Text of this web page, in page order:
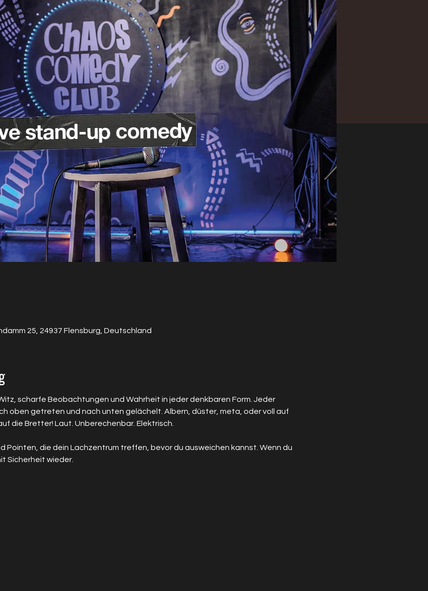
25, 24937 Flensburg, Deutschland
scharfe Beobachtungen und Wahrheit in jeder denkbaren Form. Jeder
oben getreten und nach unten gelächelt. Albern, düster, meta, oder voll auf
die Bretter! Laut. Unberechenbar. Elektrisch.
Pointen, die dein Lachzentrum treffen, bevor du ausweichen kannst. Wenn du
Sicherheit wieder.